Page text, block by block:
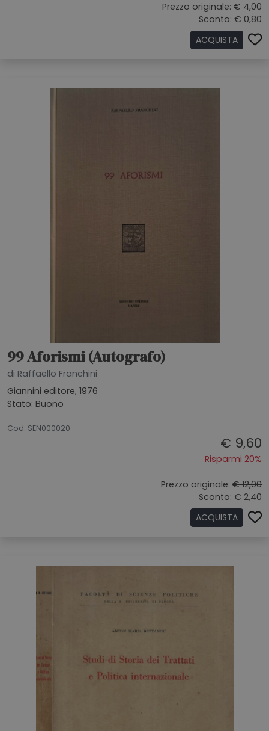
Prezzo originale: € 4,00
Sconto: € 0,80
ACQUISTA
99 Aforismi (Autografo)
di Raffaello Franchini
Giannini editore, 1976
Stato: Buono
Cod. SEN000020
€ 9,60
Risparmi 20%
Prezzo originale: € 12,00
Sconto: € 2,40
ACQUISTA